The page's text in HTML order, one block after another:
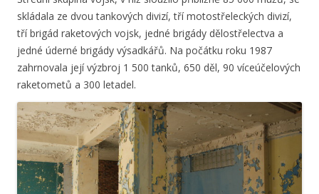
skládala ze dvou tankových divizí, tří motostřeleckých divizí,
tří brigád raketových vojsk, jedné brigády dělostřelectva a
jedné úderné brigády výsadkářů. Na počátku roku 1987
zahrnovala její výzbroj 1 500 tanků, 650 děl, 90 víceúčelových
raketometů a 300 letadel.